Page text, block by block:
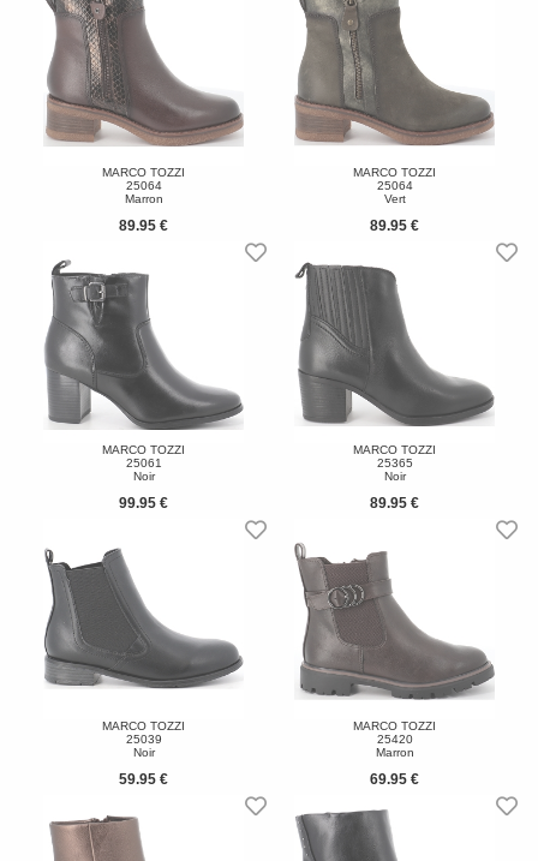
MARCO TOZZI
25064
Marron
89.95 €
MARCO TOZZI
25064
Vert
89.95 €
MARCO TOZZI
25061
Noir
99.95 €
MARCO TOZZI
25365
Noir
89.95 €
MARCO TOZZI
25039
Noir
59.95 €
MARCO TOZZI
25420
Marron
69.95 €